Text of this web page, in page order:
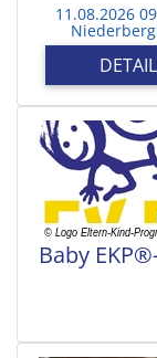
11.08.2026
DETAIL
Baby